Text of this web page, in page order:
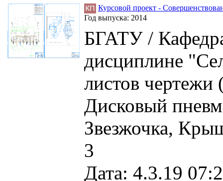
Курсовой проект -
Год выпуска: 2014
БГАТУ /
дисциплине
листов
Дисковый
Звезжочка,
3
Дата: 4.3.19